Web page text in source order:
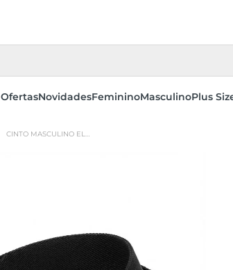
OfertasNovidadesFemininoMasculinoPlus
CINTO MASCULINO ELÁSTICO CASUAL 40MM PRETO